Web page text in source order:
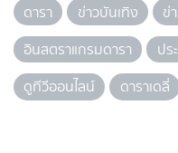
ดารา ข่าวบันเทิง ข่
อินสตราแกรมดารา
ปร
ดูทีวีออนไลน์
ดาราเดลี่